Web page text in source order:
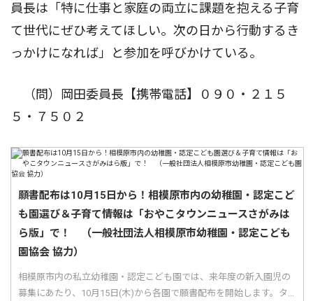
員長は「特に仕事と家庭の両立に課題を抱える子育
て世代にぜひ考えてほしい。次の日から行動するき
っかけになれば」と参加を呼びかけている。
（問）岡田委員長【携帯電話】０９０・２１５
５・７５０２
願書配布は10月15日から！相模原市内の幼稚園・認定こど
も園選び＆子育て情報は「おやこタウンニュースさがみは
ら版」で！ （一般社団法人相模原市幼稚園・認定こども
園協会 協力）
相模原市内の私立幼稚園・認定こども園では、来年度の新入園児の
募集にあたり、10月15日(木)から各園で願書配布を開始します。タ...